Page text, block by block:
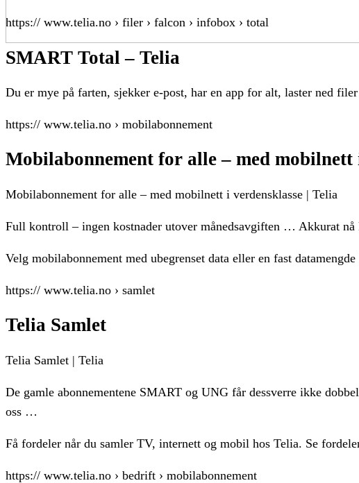
https:// www.telia.no › filer › falcon › infobox › total
SMART Total – Telia
Du er mye på farten, sjekker e-post, har en app for alt, laster ned
https:// www.telia.no › mobilabonnement
Mobilabonnement for alle – med mobilnett
Mobilabonnement for alle – med mobilnett i verdensklasse | Telia
Full kontroll – ingen kostnader utover månedsavgiften … Akkurat
Velg mobilabonnement med ubegrenset data eller en fast
https:// www.telia.no › samlet
Telia Samlet
Telia Samlet | Telia
De gamle abonnementene SMART og UNG får dessverre ikke
oss …
Få fordeler når du samler TV, internett og mobil hos Telia. Se
https:// www.telia.no › bedrift › mobilabonnement